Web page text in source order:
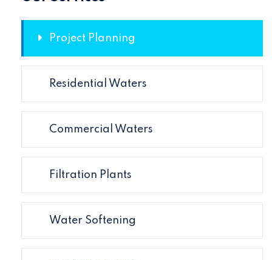
Project Planning
Residential Waters
Commercial Waters
Filtration Plants
Water Softening